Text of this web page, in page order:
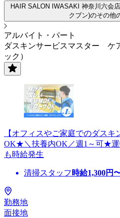
HAIR SALON IWASAKI 神奈川六会
クブン)のその他
アルバイト・パート
ダスキンサービスマスター ケ
ック）
【オフィスやご家庭でのダス
OK★＼扶養内OK／週1～可★
も時給発生
清掃スタッフ 時給1,300円
勤務地
面接地